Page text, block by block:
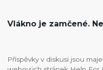
Vlákno je zamčené.
Příspěvky v diskusi jsou